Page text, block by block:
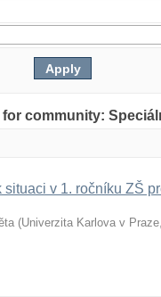
community:
situaci v 1. ročníku ZŠ
(Univerzita Karlova v Praze